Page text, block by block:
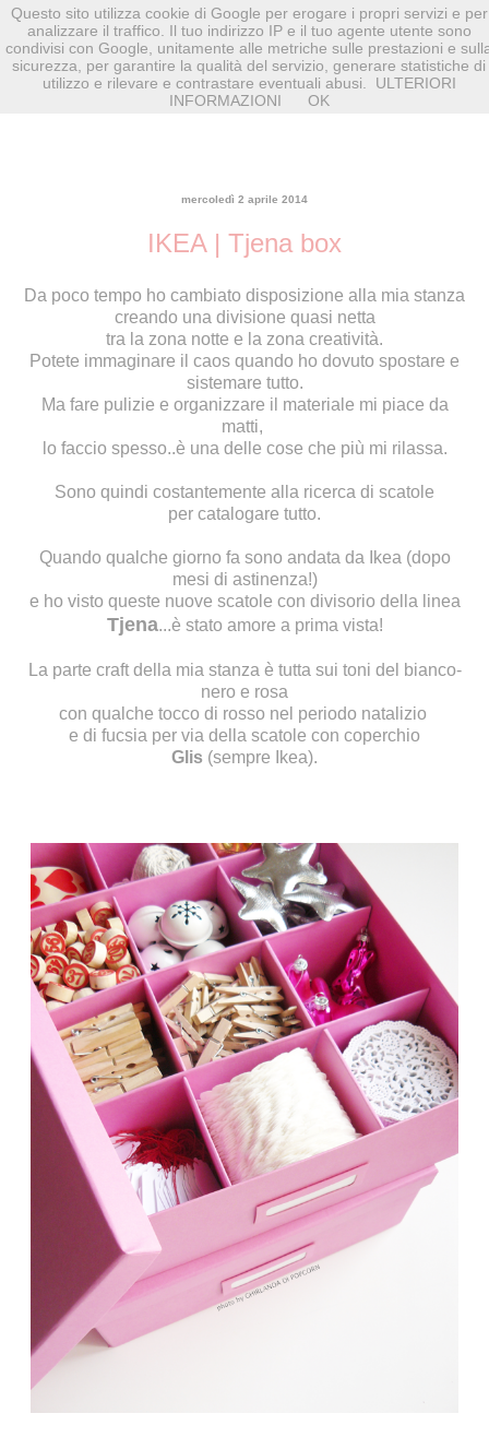
mercoledì 2 aprile 2014
IKEA | Tjena box
Da poco tempo ho cambiato disposizione alla mia stanza
creando una divisione quasi netta
tra la zona notte e la zona creatività.
Potete immaginare il caos quando ho dovuto spostare e
sistemare tutto.
Ma fare pulizie e organizzare il materiale mi piace da
matti,
lo faccio spesso..è una delle cose che più mi rilassa.
Sono quindi costantemente alla ricerca di scatole
per catalogare tutto.
Quando qualche giorno fa sono andata da Ikea (dopo
mesi di astinenza!)
e ho visto queste nuove scatole con divisorio della linea
Tjena...è stato amore a prima vista!
La parte craft della mia stanza è tutta sui toni del bianco-
nero e rosa
con qualche tocco di rosso nel periodo natalizio
e di fucsia per via della scatole con coperchio
Glis (sempre Ikea).
Questo sito utilizza cookie di Google per erogare i propri servizi e per
analizzare il traffico. Il tuo indirizzo IP e il tuo agente utente sono
condivisi con Google, unitamente alle metriche sulle prestazioni e
sicurezza, per garantire la qualità del servizio, generare statistiche di
utilizzo e rilevare e contrastare eventuali abusi.
ULTERIORI
INFORMAZIONI
OK